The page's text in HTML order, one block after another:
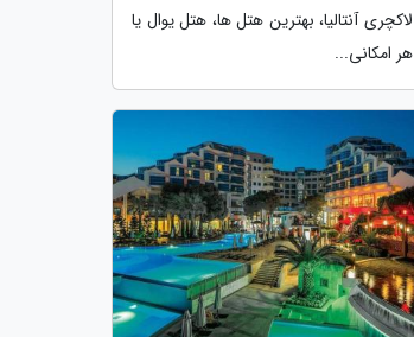
لاکچری آنتالیا، بهترین هتل ها، هتل یوال یا
هر امکانی...